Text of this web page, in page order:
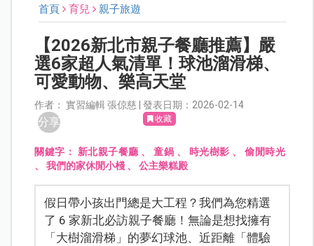
首頁 育兒 親子旅遊
【2026新北市親子餐廳推薦】嚴
選6家超人氣清單！球池溜滑梯、
可愛動物、樂高天堂
作者： 實習編輯 張倞慈 | 發表日期：2026-02-14
分享 收藏
關鍵字： 新北親子餐廳 、童鍋 、 時光樹影 、偷閒時光
、我們的家休閒小棧 、公主樂糕殿
假日帶小孩出門總是大工程？我們為您精選
了 6 家新北必訪親子餐廳！無論是想找擁有
「大樹溜滑梯」的夢幻球池、近距離「體驗